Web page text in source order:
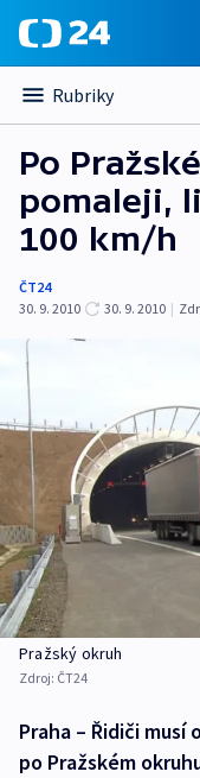
Rubriky
Po
pomaleji,
100 km/h
ČT24
30. 9. 2010
30. 9. 2010 |
Pražský okruh
Zdroj: ČT24
Praha – Řidiči
po Pražském